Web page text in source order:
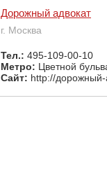
Дорожный адвокат
г. Москва
Тел.: 495-109-00-10
Метро: Цветной
Сайт: http://дорожный-